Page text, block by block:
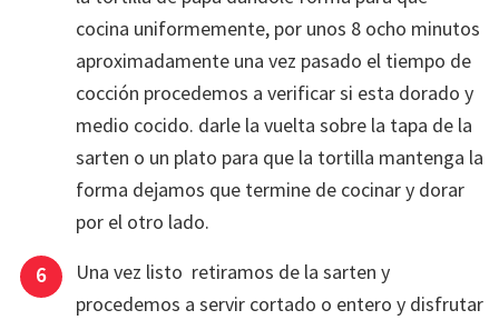
cocina uniformemente, por unos 8 ocho minutos
aproximadamente una vez pasado el tiempo de
cocción procedemos a verificar si esta dorado y
medio cocido. darle la vuelta sobre la tapa de la
sarten o un plato para que la tortilla mantenga la
forma dejamos que termine de cocinar y dorar
por el otro lado.
Una vez listo retiramos de la sarten y
procedemos a servir cortado o entero y disfrutar